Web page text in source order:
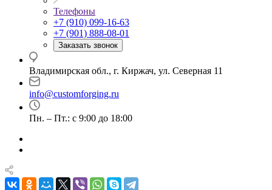
Телефоны
+7 (910) 099-16-63
+7 (901) 888-08-01
Заказать звонок
Владимирская обл., г. Киржач, ул. Северная 11
info@customforging.ru
Пн. – Пт.: с 9:00 до 18:00